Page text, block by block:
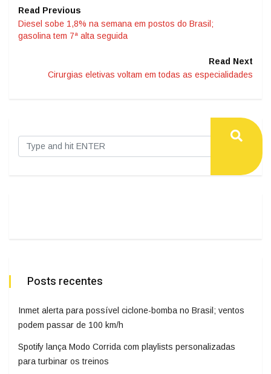
Read Previous
Diesel sobe 1,8% na semana em postos do Brasil;
gasolina tem 7ª alta seguida
Read Next
Cirurgias eletivas voltam em todas as especialidades
Posts recentes
Inmet alerta para possível ciclone-bomba no Brasil; ventos
podem passar de 100 km/h
Spotify lança Modo Corrida com playlists personalizadas
para turbinar os treinos